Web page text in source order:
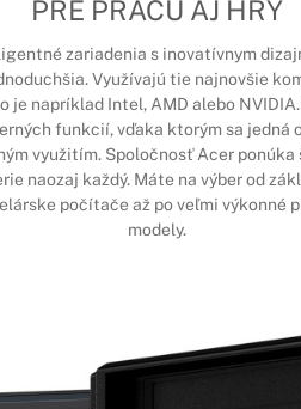
PRE PRÁCU AJ HRY
zariadenia s inovatívnym
Využívajú tie najnovšie
je napríklad Intel, AMD alebo
funkcií, vďaka ktorým sa jedná
využitím. Spoločnosť Acer
naozaj každý. Máte na výber od
počítače až po veľmi výkonné
modely.